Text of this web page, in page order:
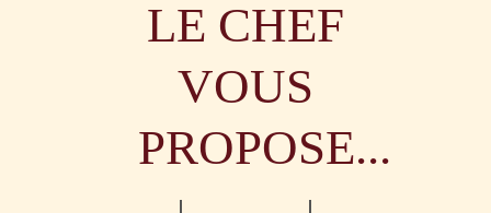
LE CHEF
VOUS
PROPOSE...